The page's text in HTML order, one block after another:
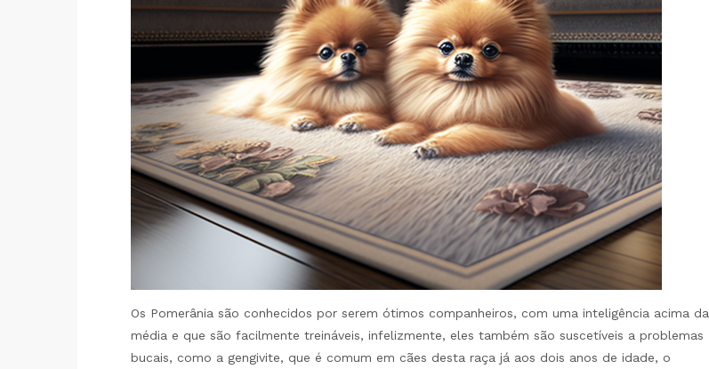
Os Pomerânia são conhecidos por serem ótimos companheiros, com uma inteligência acima da
média e que são facilmente treináveis, infelizmente, eles também são suscetíveis a problemas
bucais, como a gengivite, que é comum em cães desta raça já aos dois anos de idade, o